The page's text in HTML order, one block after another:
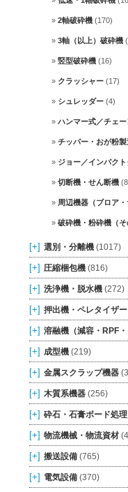
2軸破砕機 (170)
3軸（以上）破砕機
竪型破砕機 (16)
クラッシャー (17)
シュレッダー (4)
ハンマー式／チェ
チッパー・おが粉製
ジョー／インパク
切断機・せん断機
周辺機器（ブロア・
破砕機・粉砕機（そ
[+] 選別・分離機 (1017)
[+] 圧縮梱包機 (816)
[+] 洗浄機・脱水機 (272)
[+] 押出機・ペレタイザ
[+] 溶融機（減容・RPF・
[+] 成型機 (219)
[+] 金属スクラップ機器
[+] 木質系機器 (256)
[+] 砕石・石膏ボード処理
[+] 物流機械・物流資材
[+] 搬送設備 (765)
[+] 電気設備 (370)